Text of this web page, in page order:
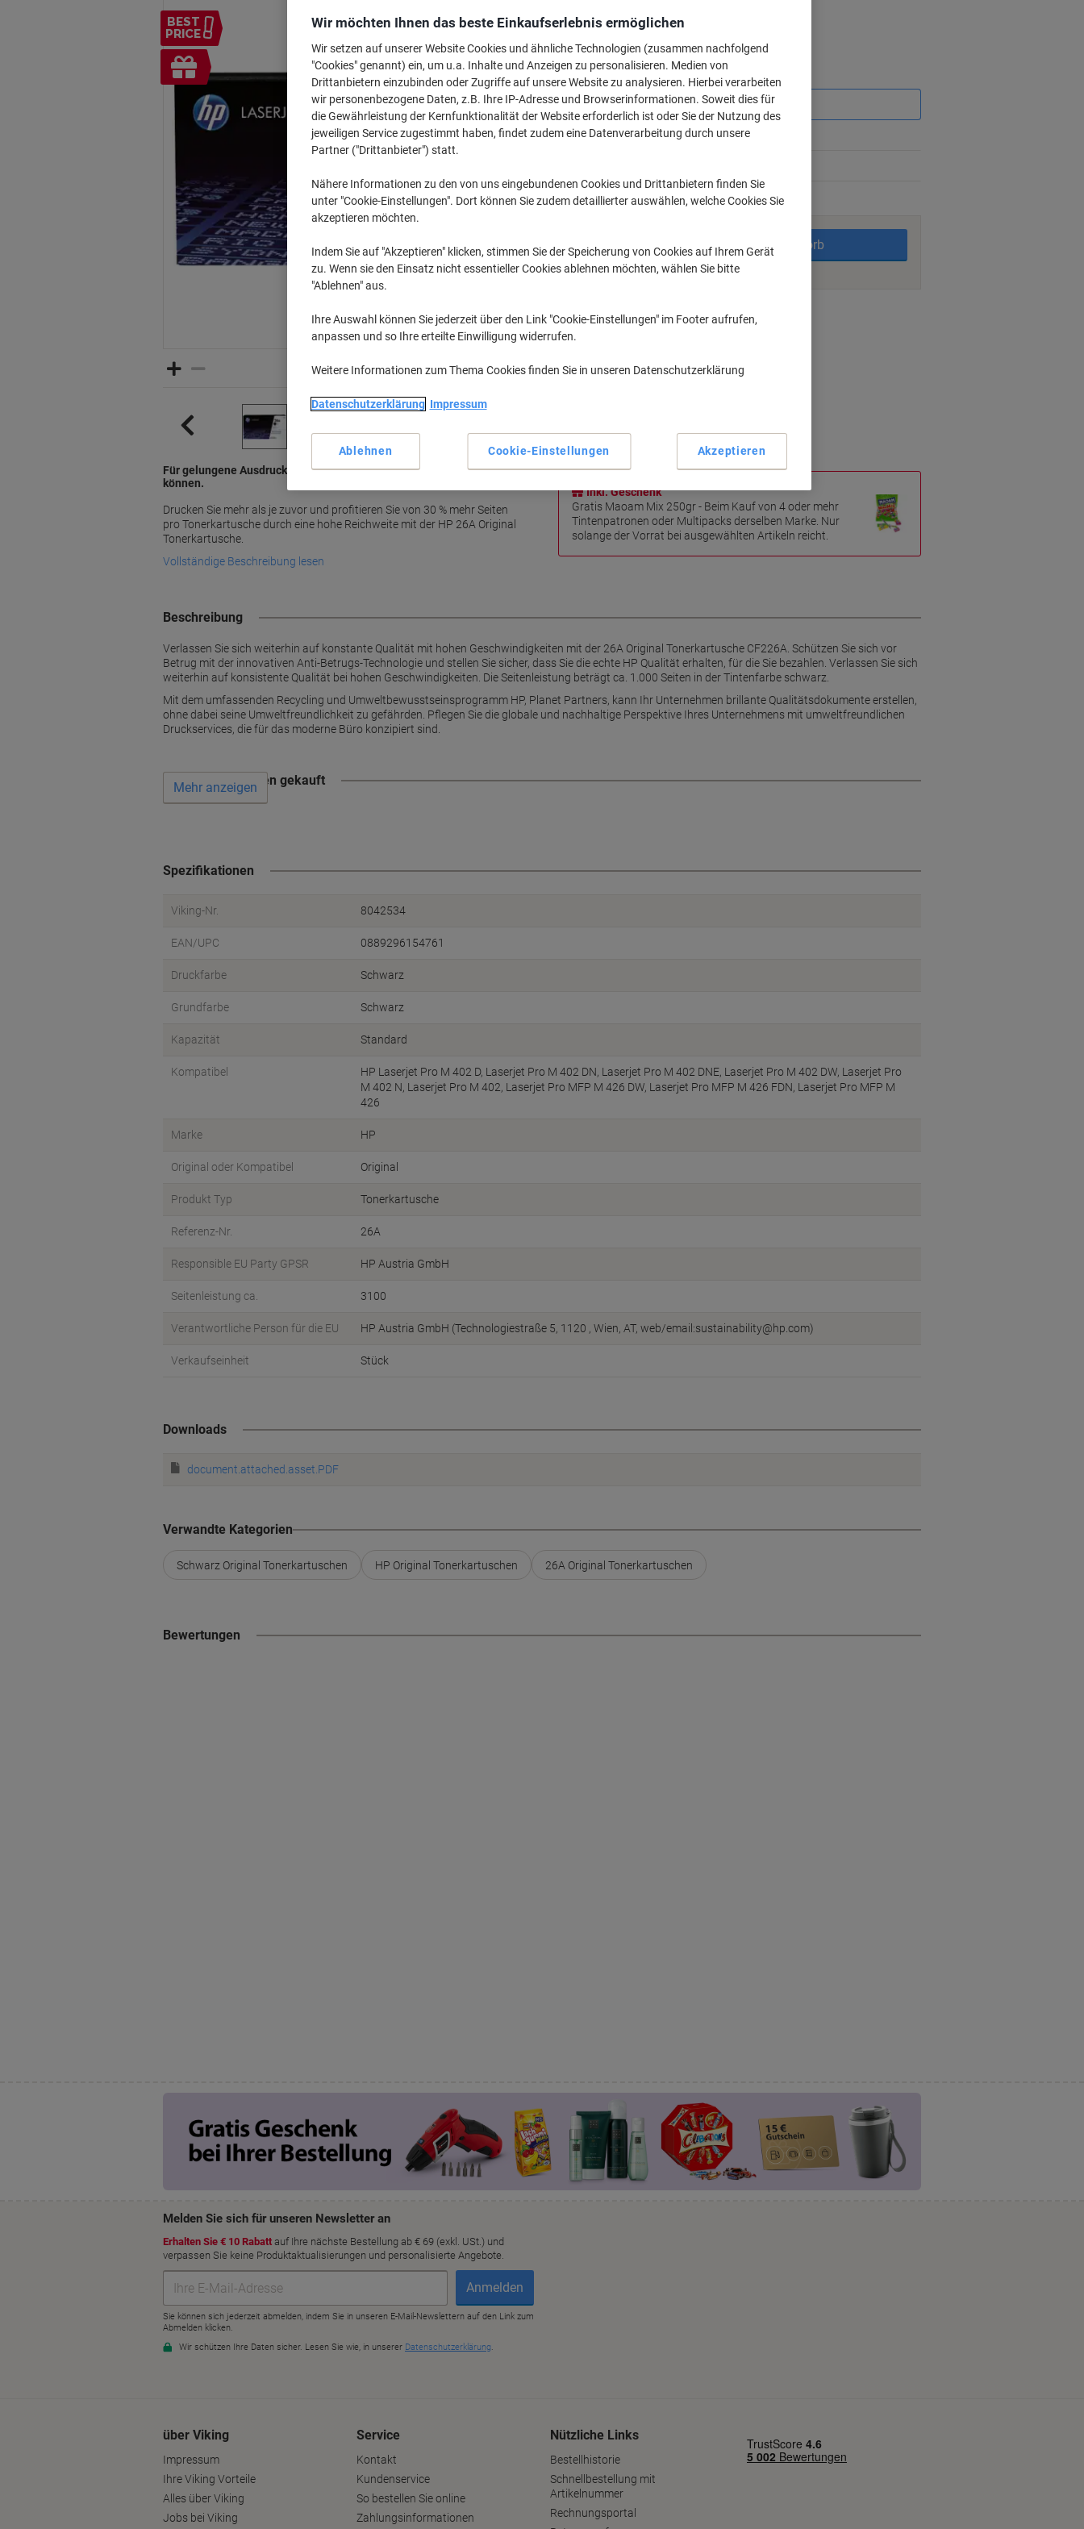
BEST
PRICE
Inkl.
Geschenk
Für gelungene Ausdrucke in der Qualität, die Sie von HP erwarten
können.
Drucken Sie mehr als je zuvor und profitieren Sie von 30 % mehr Seiten
pro Tonerkartusche durch eine hohe Reichweite mit der HP 26A Original
Tonerkartusche.
Vollständige Beschreibung lesen
€ 129,99
Ab 3 Stück
Menge exkl. USt
1Stück € 149,99
2Stück € 139,99 -6%
Aktuell verfügbar Lieferung 2-3 Werktage
In den Warenkorb
Zu einer Liste
Lieferinformationen Zahlungsmöglichkeiten
Original HP Qualität
Inkl. Geschenk
Gratis Maoam Mix 250gr - Beim Kauf von 4 oder mehr
Tintenpatronen oder Multipacks derselben Marke. Nur
solange der Vorrat bei ausgewählten Artikeln reicht.
Beschreibung
Verlassen Sie sich weiterhin auf konstante Qualität mit hohen Geschwindigkeiten mit der 26A Original Tonerkartusche CF226A. Schützen Sie sich vor
Betrug mit der innovativen Anti-Betrugs-Technologie und stellen Sie sicher, dass Sie die echte HP Qualität erhalten, für die Sie bezahlen. Verlassen Sie sich
weiterhin auf konsistente Qualität bei hohen Geschwindigkeiten. Die Seitenleistung beträgt ca. 1.000 Seiten in der Tintenfarbe schwarz.
Mit dem umfassenden Recycling und Umweltbewusstseinsprogramm HP, Planet Partners, kann Ihr Unternehmen brillante Qualitätsdokumente erstellen,
ohne dabei seine Umweltfreundlichkeit zu gefährden. Pflegen Sie die globale und nachhaltige Perspektive Ihres Unternehmens mit umweltfreundlichen
Druckservices, die für das moderne Büro konzipiert sind.
Wird oft zusammen gekauft
Mehr anzeigen
Spezifikationen
Viking-Nr. 8042534
EAN/UPC 0889296154761
Druckfarbe Schwarz
Grundfarbe Schwarz
Kapazität Standard
Kompatibel
HP Laserjet Pro M 402 D, Laserjet Pro M 402 DN, Laserjet Pro M 402 DNE, Laserjet Pro M 402 DW, Laserjet Pro
M 402 N, Laserjet Pro M 402, Laserjet Pro MFP M 426 DW, Laserjet Pro MFP M 426 FDN, Laserjet Pro MFP M
426
Marke HP
Original oder Kompatibel Original
Produkt Typ Tonerkartusche
Referenz-Nr. 26A
Responsible EU Party GPSR HP Austria GmbH
Seitenleistung ca. 3100
Verantwortliche Person für die EU HP Austria GmbH (Technologiestraße 5, 1120 , Wien, AT, web/email:sustainability@hp.com)
Verkaufseinheit Stück
Downloads
document.attached.asset.PDF
Verwandte Kategorien
Schwarz Original Tonerkartuschen HP Original Tonerkartuschen 26A Original Tonerkartuschen
Bewertungen
über Viking
Impressum
Ihre Viking Vorteile
Alles über Viking
Jobs bei Viking
Service
Kontakt
Kundenservice
So bestellen Sie online
Zahlungsinformationen
Nützliche Links
Bestellhistorie
Schnellbestellung mit
Artikelnummer
Rechnungsportal
Wir möchten Ihnen das beste Einkaufserlebnis ermöglichen
Wir setzen auf unserer Website Cookies und ähnliche Technologien (zusammen nachfolgend
"Cookies" genannt) ein, um u.a. Inhalte und Anzeigen zu personalisieren. Medien von
Drittanbietern einzubinden oder Zugriffe auf unsere Website zu analysieren. Hierbei verarbeiten
wir personenbezogene Daten, z.B. Ihre IP-Adresse und Browserinformationen. Soweit dies für
die Gewährleistung der Kernfunktionalität der Website erforderlich ist oder Sie der Nutzung des
jeweiligen Service zugestimmt haben, findet zudem eine Datenverarbeitung durch unsere
Partner ("Drittanbieter") statt.
Nähere Informationen zu den von uns eingebundenen Cookies und Drittanbietern finden Sie
unter "Cookie-Einstellungen". Dort können Sie zudem detaillierter auswählen, welche Cookies Sie
akzeptieren möchten.
Indem Sie auf "Akzeptieren" klicken, stimmen Sie der Speicherung von Cookies auf Ihrem Gerät
zu. Wenn sie den Einsatz nicht essentieller Cookies ablehnen möchten, wählen Sie bitte
"Ablehnen" aus.
Ihre Auswahl können Sie jederzeit über den Link "Cookie-Einstellungen" im Footer aufrufen,
anpassen und so Ihre erteilte Einwilligung widerrufen.
Weitere Informationen zum Thema Cookies finden Sie in unseren Datenschutzerklärung
Datenschutzerklärung Impressum
Cookie-Einstellungen
Ablehnen Akzeptieren